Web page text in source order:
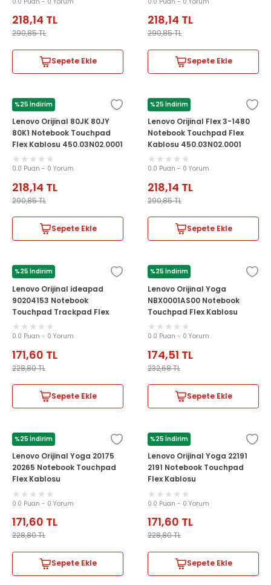
218,14 TL
290,85TL
Sepete Ekle
218,14 TL
290,85TL
Sepete Ekle
%25 İndirim
LENOVO
Lenovo Orijinal 80JK 80JY
80K1 Notebook Touchpad
Flex Kablosu 450.03N02.0001
0.0 Puan - 0 Yorum
218,14 TL
290,85TL
Sepete Ekle
%25 İndirim
LENOVO
Lenovo Orijinal Flex 3-1480
Notebook Touchpad Flex
Kablosu 450.03N02.0001
0.0 Puan - 0 Yorum
218,14 TL
290,85TL
Sepete Ekle
%25 İndirim
LENOVO
Lenovo Orijinal ideapad
90204153 Notebook
Touchpad Trackpad Flex
Kablosu
0.0 Puan - 0 Yorum
171,60 TL
228,80TL
Sepete Ekle
%25 İndirim
LENOVO
Lenovo Orijinal Yoga
NBX0001AS00 Notebook
Touchpad Flex Kablosu
0.0 Puan - 0 Yorum
174,51 TL
232,68TL
Sepete Ekle
%25 İndirim
LENOVO
Lenovo Orijinal Yoga 20175
20265 Notebook Touchpad
Flex Kablosu
0.0 Puan - 0 Yorum
171,60 TL
228,80TL
Sepete Ekle
%25 İndirim
LENOVO
Lenovo Orijinal Yoga 22191
2191 Notebook Touchpad
Flex Kablosu
0.0 Puan - 0 Yorum
171,60 TL
228,80TL
Sepete Ekle